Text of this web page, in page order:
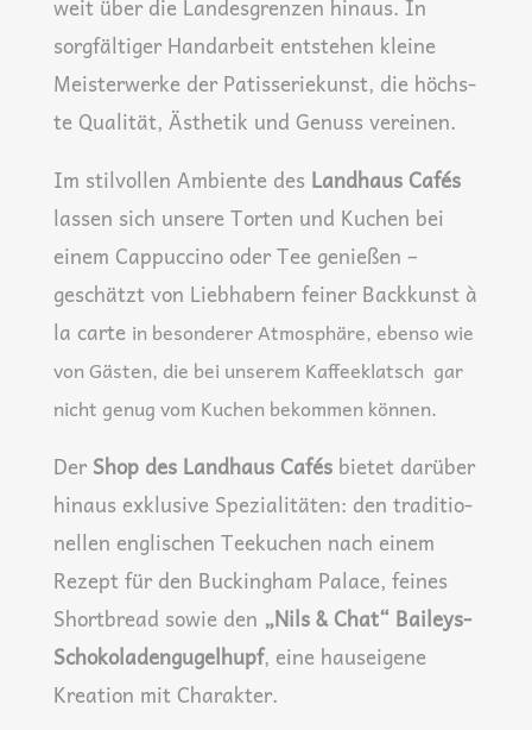
sorg­fäl­ti­ger Hand­ar­beit ent­ste­hen klei­ne
Meis­ter­wer­ke der Patis­se­rie­kunst, die höchs­
te Qua­li­tät, Ästhe­tik und Genuss vereinen.
Im stil­vol­len Ambi­en­te des Land­haus Cafés
las­sen sich unse­re Tor­ten und Kuchen bei
einem Cap­puc­ci­no oder Tee genie­ßen –
geschätzt von Lieb­ha­bern fei­ner Back­kunst à
la car­te in beson­de­rer Atmo­sphä­re, eben­so wie
von Gäs­ten, die bei unse­rem Kaf­fee­klatsch gar
nicht genug vom Kuchen bekom­men können.
Der Shop des Land­haus Cafésbie­tet dar­über
hin­aus exklu­si­ve Spe­zia­li­tä­ten: den tra­di­tio­
nel­len eng­li­schen Tee­ku­chen nach einem
Rezept für den Buck­ing­ham Palace, fei­nes
Short­bread sowie den „Nils & Chat“ Bai­leys-
Scho­ko­la­den­gu­gel­hupf, eine haus­ei­ge­ne
Krea­ti­on mit Charakter.